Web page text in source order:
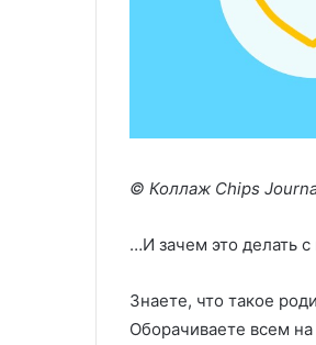
© Коллаж Chips
…И зачем это делать
Знаете, что такое
Оборачиваете всем